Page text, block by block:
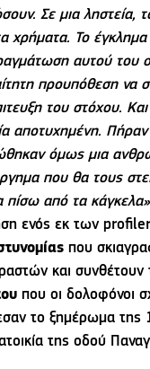
Σε μια ληστεία,
χρήματα. Το έγκλημα
αυτού του
προυπόθεση να
του στόχου. Και
αποτυχημένη.
όμως μια
που θα τους
πίσω από τα κάγκελα»
ενός εκ των
που
και
που οι δολοφόνοι
το ξημέρωμα της
της οδού